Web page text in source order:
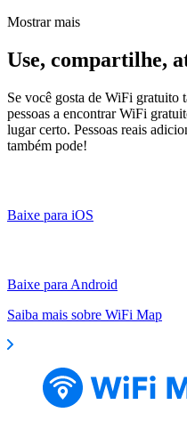
Mostrar mais
Use, compartilhe,
Se você gosta de WiFi gratuito
pessoas a encontrar WiFi
lugar certo. Pessoas reais
também pode!
Baixe para iOS
Baixe para Android
Saiba mais sobre WiFi Map